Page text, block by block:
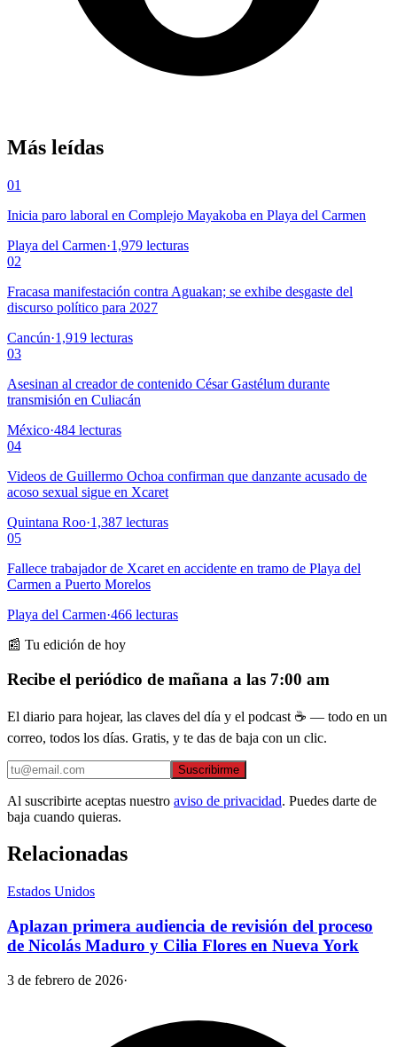
Más leídas
01
Inicia paro laboral en Complejo Mayakoba en Playa del Carmen
Playa del Carmen·1,979 lecturas
02
Fracasa manifestación contra Aguakan; se exhibe desgaste del
discurso político para 2027
Cancún·1,919 lecturas
03
Asesinan al creador de contenido César Gastélum durante
transmisión en Culiacán
México·484 lecturas
04
Videos de Guillermo Ochoa confirman que danzante acusado de
acoso sexual sigue en Xcaret
Quintana Roo·1,387 lecturas
05
Fallece trabajador de Xcaret en accidente en tramo de Playa del
Carmen a Puerto Morelos
Playa del Carmen·466 lecturas
📰 Tu edición de hoy
Recibe el periódico de mañana a las 7:00 am
El diario para hojear, las claves del día y el podcast ☕ — todo en un
correo, todos los días. Gratis, y te das de baja con un clic.
Suscribirme
Al suscribirte aceptas nuestro aviso de privacidad. Puedes darte de
baja cuando quieras.
Relacionadas
Estados Unidos
Aplazan primera audiencia de revisión del proceso
de Nicolás Maduro y Cilia Flores en Nueva York
3 de febrero de 2026·